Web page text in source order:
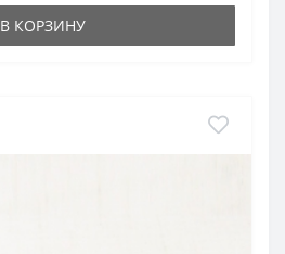
В КОРЗИНУ